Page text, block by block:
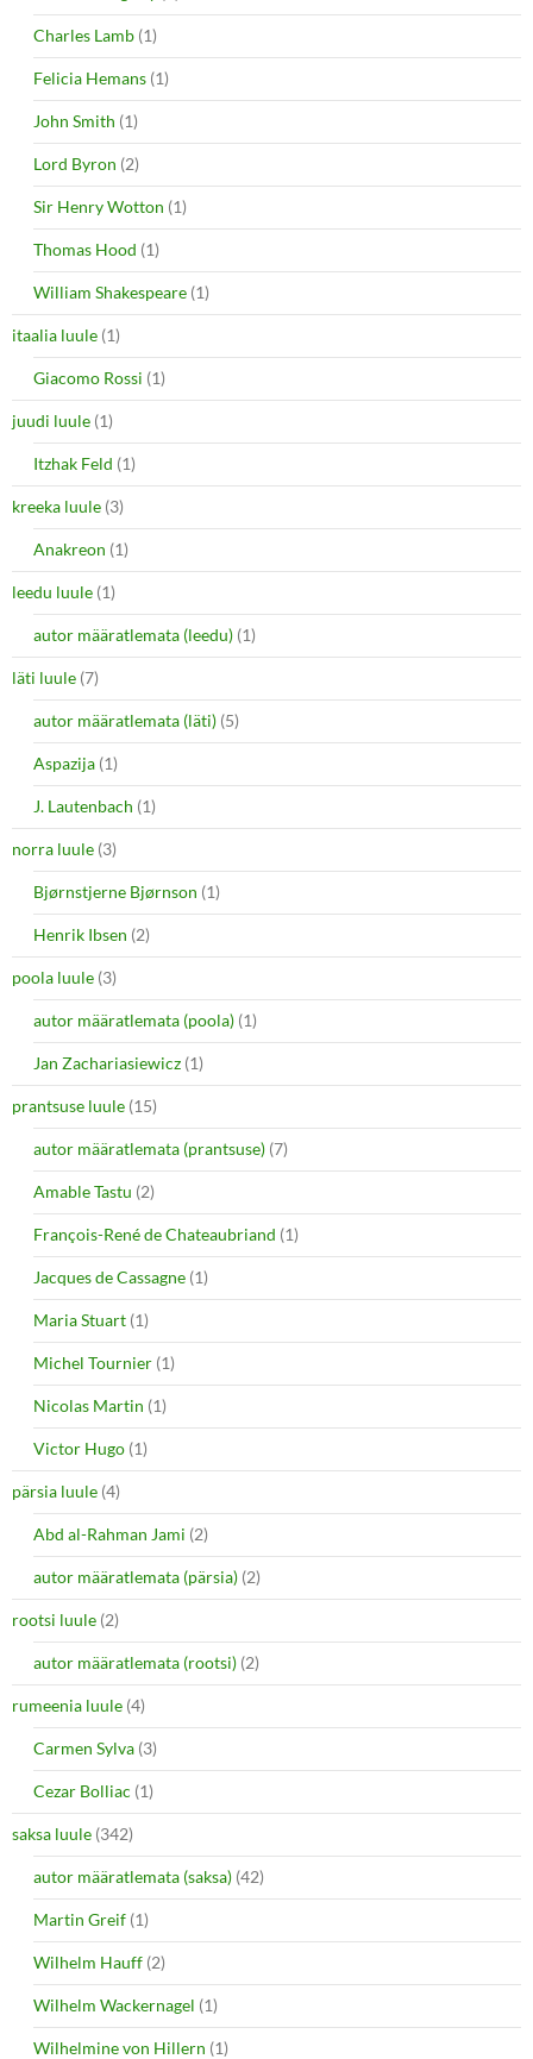
Charles Lamb (1)
Felicia Hemans (1)
John Smith (1)
Lord Byron (2)
Sir Henry Wotton (1)
Thomas Hood (1)
William Shakespeare (1)
itaalia luule (1)
Giacomo Rossi (1)
juudi luule (1)
Itzhak Feld (1)
kreeka luule (3)
Anakreon (1)
leedu luule (1)
autor määratlemata (leedu) (1)
läti luule (7)
autor määratlemata (läti) (5)
Aspazija (1)
J. Lautenbach (1)
norra luule (3)
Bjørnstjerne Bjørnson (1)
Henrik Ibsen (2)
poola luule (3)
autor määratlemata (poola) (1)
Jan Zachariasiewicz (1)
prantsuse luule (15)
autor määratlemata (prantsuse) (7)
Amable Tastu (2)
François-René de Chateaubriand (1)
Jacques de Cassagne (1)
Maria Stuart (1)
Michel Tournier (1)
Nicolas Martin (1)
Victor Hugo (1)
pärsia luule (4)
Abd al-Rahman Jami (2)
autor määratlemata (pärsia) (2)
rootsi luule (2)
autor määratlemata (rootsi) (2)
rumeenia luule (4)
Carmen Sylva (3)
Cezar Bolliac (1)
saksa luule (342)
autor määratlemata (saksa) (42)
Martin Greif (1)
Wilhelm Hauff (2)
Wilhelm Wackernagel (1)
Wilhelmine von Hillern (1)